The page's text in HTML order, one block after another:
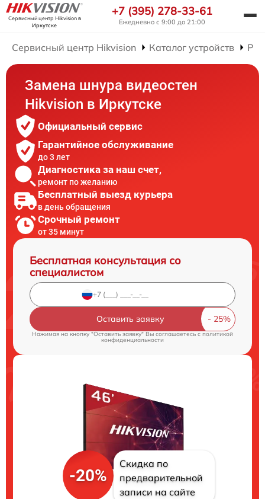
Сервисный центр Hikvisionв
Иркутске
+7 (395) 278-33-61
Ежедневно с 9:00 до 21:00
Сервисный центр Hikvision Каталог устройств
Замена шнура видеостен
Hikvision в Иркутске
Официальный сервис
Гарантийное обслуживание
до 3 лет
Диагностика за наш счет,
ремонт по желанию
Бесплатный выезд курьера
в день обращения
Срочный ремонт
от 35 минут
Бесплатная консультация со
специалистом
Оставить заявку
Нажимая на кнопку "Оставить заявку" Вы соглашаетесь cполитикой
конфиденциальности
-20%
Скидка по
предварительной
записи на сайте